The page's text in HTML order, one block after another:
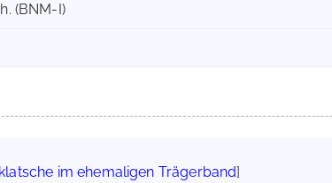
(BNM-I)
im ehemaligen Trägerband]